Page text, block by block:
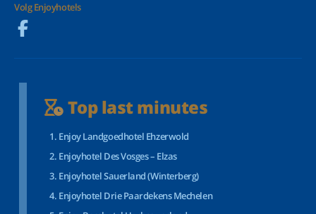
Volg Enjoyhotels
Top last minutes
Enjoy Landgoedhotel Ehzerwold
Enjoyhotel Des Vosges – Elzas
Enjoyhotel Sauerland (Winterberg)
Enjoyhotel Drie Paardekens Mechelen